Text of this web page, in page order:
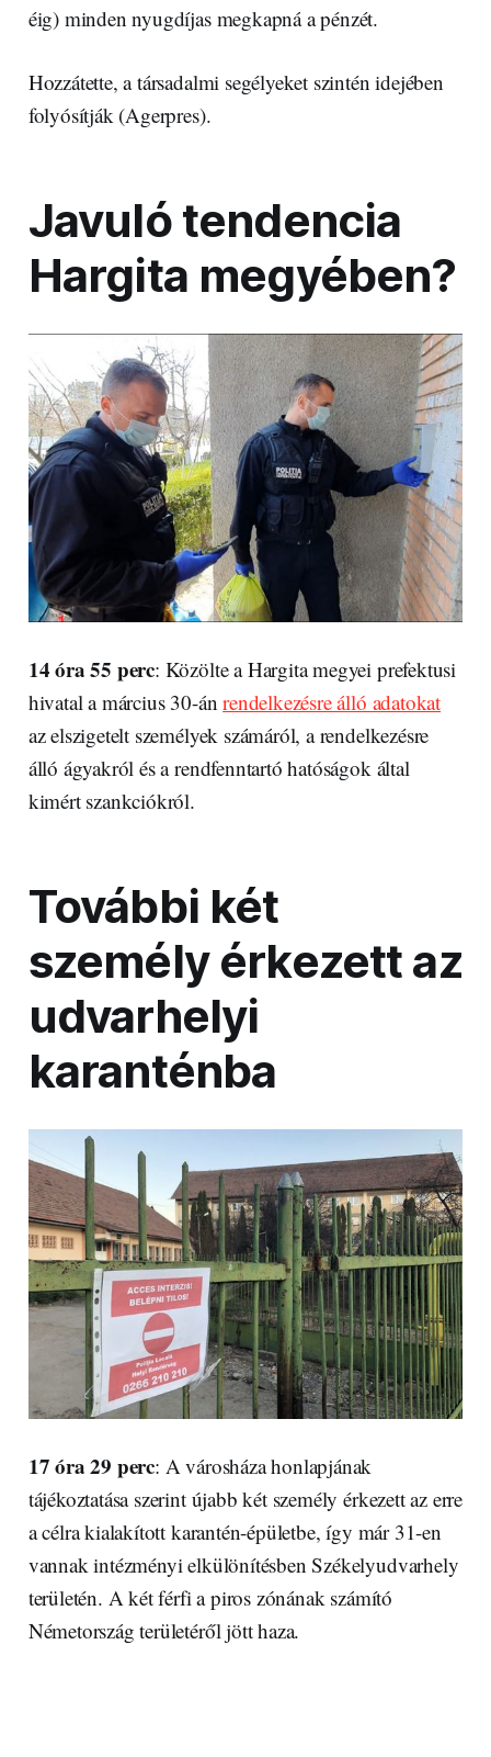
éig) minden nyugdíjas megkapná a pénzét.
Hozzátette, a társadalmi segélyeket szintén idejében
folyósítják (Agerpres).
Javuló tendencia
Hargita megyében?
14 óra 55 perc: Közölte a Hargita megyei prefektusi
hivatal a március 30-ánrendelkezésre álló adatokat
az elszigetelt személyek számáról, a rendelkezésre
álló ágyakról és a rendfenntartó hatóságok által
kimért szankciókról.
További két
személy érkezett az
udvarhelyi
karanténba
17 óra 29 perc: A városháza honlapjának
tájékoztatása szerint újabb két személy érkezett az erre
a célra kialakított karantén-épületbe, így már 31-en
vannak intézményi elkülönítésben Székelyudvarhely
területén. A két férfi a piros zónának számító
Németország területéről jött haza.